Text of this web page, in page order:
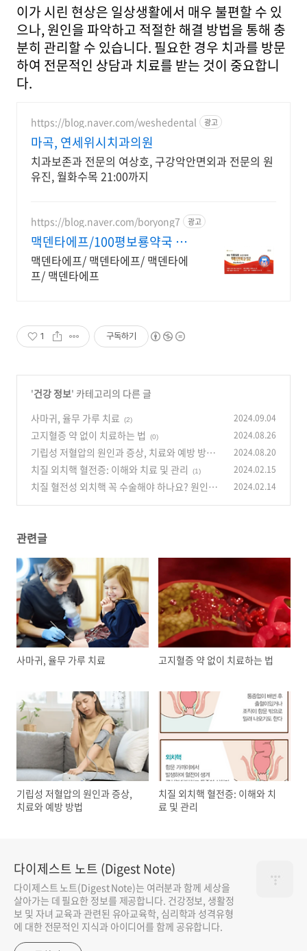
이가 시린 현상은 일상생활에서 매우 불편할 수 있
으나, 원인을 파악하고 적절한 해결 방법을 통해 충
분히 관리할 수 있습니다. 필요한 경우 치과를 방문
하여 전문적인 상담과 치료를 받는 것이 중요합니
다.
https://blog.naver.com/weshedental 광고
마곡, 연세위시치과의원
치과보존과 전문의 여상호, 구강악안면외과 전문의 원
유진, 월화수목 21:00까지
https://blog.naver.com/boryong7 광고
맥덴타에프/100평보룡약국 대
형약국/태릉입구,육사 근처
맥덴타에프/ 맥덴타에프/ 맥덴타에
프/ 맥덴타에프
1 구독하기
'건강 정보' 카테고리의 다른 글
사마귀, 율무 가루 치료
(2) 2024.09.04
고지혈증 약 없이 치료하는 법 (0) 2024.08.26
기립성 저혈압의 원인과 증상, 치료와 예방 방법
(0)
2024.08.20
치질 외치핵 혈전증: 이해와 치료 및 관리 (1) 2024.02.15
치질 혈전성 외치핵 꼭 수술해야 하나요? 원인부
2024.02.14
관련글
사마귀, 율무 가루 치료 고지혈증 약 없이 치료하는 법
기립성 저혈압의 원인과 증상,
치료와 예방 방법
치질 외치핵 혈전증: 이해와 치
료 및 관리
다이제스트 노트 (Digest Note)
다이제스트 노트(Digest Note)는 여러분과 함께 세상을
살아가는 데 필요한 정보를 제공합니다. 건강정보, 생활정
보 및 자녀 교육과 관련된 유아교육학, 심리학과 성격유형
에 대한 전문적인 지식과 아이디어를 함께 공유합니다.